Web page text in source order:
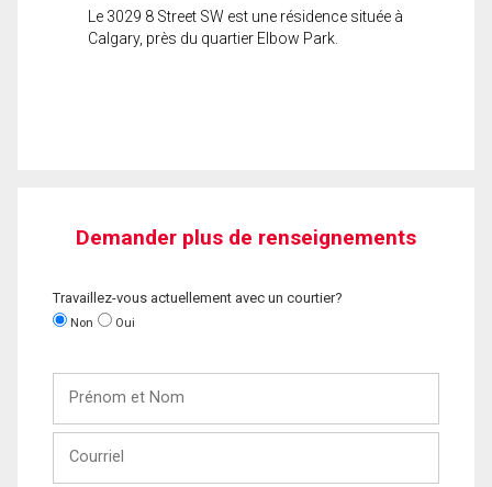
Le 3029 8 Street SW est une résidence située à
Calgary, près du quartier Elbow Park.
Demander plus de renseignements
Travaillez-vous actuellement avec un courtier?
Non Oui
Nom